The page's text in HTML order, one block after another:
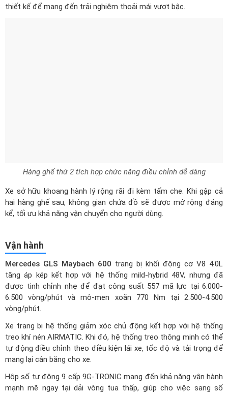
Xe sở hữu khoang hành lý rộng rãi đi kèm tấm che. Khi gập cả
kể, tối ưu khả năng vận chuyển cho người dùng.
Mercedes GLS Maybach 600
tăng áp kép kết hợp với hệ thống mild-hybrid 48V, nhưng đã
được tinh chỉnh nhẹ để đạt công suất 557 mã lực tại 6.000-
6.500 vòng/phút và mô-men xoắn 770 Nm tại 2.500-4.500
vòng/phút.
Xe trang bị hệ thống giảm xóc chủ động kết hợp với hệ thống
treo khí nén AIRMATIC. Khi đó, hệ thống treo thông minh có thể
tự động điều chỉnh theo điều kiện lái xe, tốc độ và tải trọng để
mang lại cân bằng cho xe.
Hộp số tự động 9 cấp 9G-TRONIC mang đến khả năng vận hành
mạnh mẽ ngay tại dải vòng tua thấp, giúp cho việc sang số
mượt mà và êm ái hơn, đồng thời cắt giảm lượng nhiên liệu tiêu
hao.